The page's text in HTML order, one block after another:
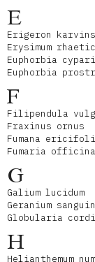
E
Erigeron
Erysimum
Euphorbia
Euphorbia
F
Filipendula
Fraxinus ornus
Fumana
Fumaria
G
Galium lucidum
Geranium
Globularia
H
Helianthemum